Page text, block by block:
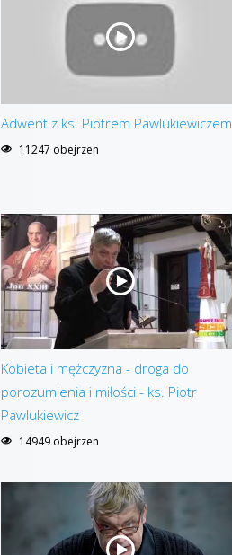
Adwent z ks. Piotrem Pawlukiewiczem
11247 obejrzen
Kobieta i mężczyzna - droga do
porozumienia i miłości - ks. Piotr
Pawlukiewicz
14949 obejrzen